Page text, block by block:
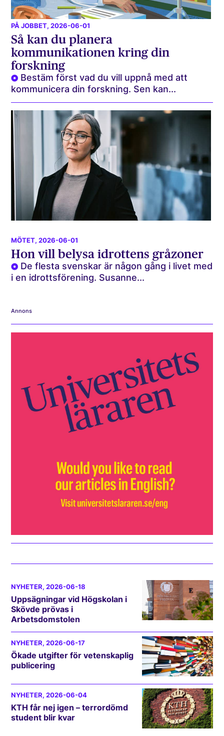
PÅ JOBBET, 2026-06-01
Så kan du planera
kommunikationen kring din
forskning
Bestäm först vad du vill uppnå med att
kommunicera din forskning. Sen kan...
MÖTET, 2026-06-01
Hon vill belysa idrottens gråzoner
De flesta svenskar är någon gång i livet med
i en idrottsförening. Susanne...
Annons
NYHETER, 2026-06-18
Uppsägningar vid Högskolan i
Skövde prövas i
Arbetsdomstolen
NYHETER, 2026-06-17
Ökade utgifter för vetenskaplig
publicering
NYHETER, 2026-06-04
KTH får nej igen – terrordömd
student blir kvar